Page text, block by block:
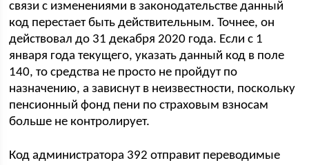
связи с изменениями в законодательстве данный
код перестает быть действительным. Точнее, он
действовал до 31 декабря 2020 года. Если с 1
января года текущего, указать данный код в поле
140, то средства не просто не пройдут по
назначению, а зависнут в неизвестности, поскольку
пенсионный фонд пени по страховым взносам
больше не контролирует.
Код администратора 392 отправит переводимые